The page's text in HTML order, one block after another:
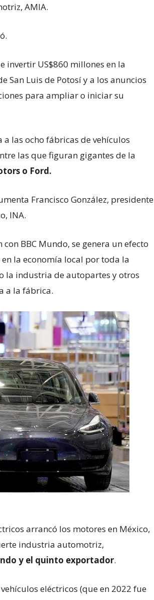
AMIA.
invertir US$860 millones en la
San Luis de Potosí y a los anuncios
para ampliar o iniciar su
a las ocho fábricas de vehículos
las que figuran gigantes de la
o Ford.
Francisco González, presidente
INA.
BBC Mundo, se genera un efecto
la economía local por toda la
la industria de autopartes y otros
a la fábrica.
arrancó los motores en México,
industria automotriz,
y el quinto exportador.
eléctricos (que en 2022 fue